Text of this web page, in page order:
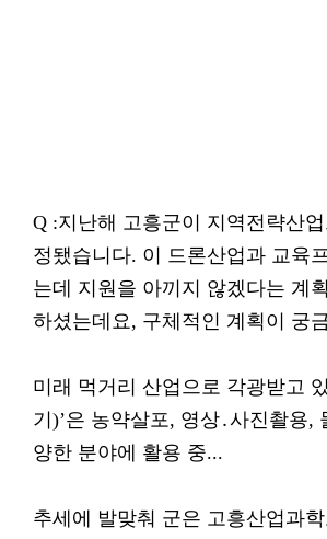
Q :지난해 고흥군이 지역전략산
정됐습니다. 이 드론산업과 교육
는데 지원을 아끼지 않겠다는 계
하셨는데요, 구체적인 계획이 궁
미래 먹거리 산업으로 각광받고
기)’은 농약살포, 영상․사진촬용,
양한 분야에 활용 중...
추세에 발맞춰 군은 고흥산업과